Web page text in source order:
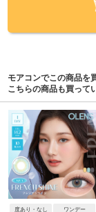
モアコンでこの商品を
こちらの商品も買って
度あり・なし ワンデー